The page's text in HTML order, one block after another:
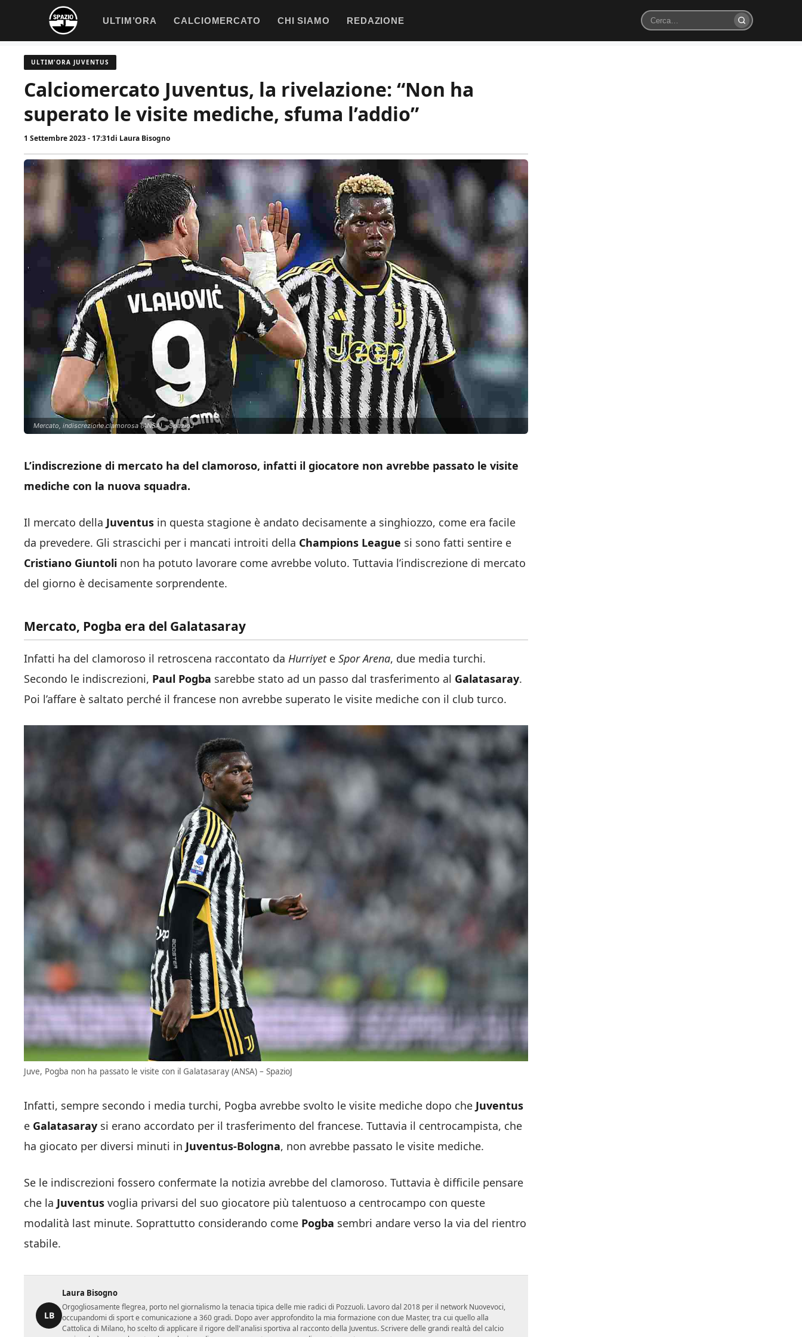
contenuto
ULTIM’ORA CALCIOMERCATO CHI SIAMO REDAZIONE
Cerca
ULTIM'ORA JUVENTUS
Calciomercato Juventus, la rivelazione: “Non ha
superato le visite mediche, sfuma l’addio”
1 Settembre 2023 - 17:31di Laura Bisogno
Mercato, indiscrezione clamorosa (ANSA) - SpazioJ
L’indiscrezione di mercato ha del clamoroso, infatti il giocatore non avrebbe passato le visite
mediche con la nuova squadra.
Il mercato della Juventus in questa stagione è andato decisamente a singhiozzo, come era facile
da prevedere. Gli strascichi per i mancati introiti della Champions League si sono fatti sentire e
Cristiano Giuntoli non ha potuto lavorare come avrebbe voluto. Tuttavia l’indiscrezione di mercato
del giorno è decisamente sorprendente.
Mercato, Pogba era del Galatasaray
Infatti ha del clamoroso il retroscena raccontato da Hurriyete Spor Arena, due media turchi.
Secondo le indiscrezioni, Paul Pogba sarebbe stato ad un passo dal trasferimento al Galatasaray.
Poi l’affare è saltato perché il francese non avrebbe superato le visite mediche con il club turco.
Juve, Pogba non ha passato le visite con il Galatasaray (ANSA) – SpazioJ
Infatti, sempre secondo i media turchi, Pogba avrebbe svolto le visite mediche dopo che Juventus
e Galatasaray si erano accordato per il trasferimento del francese. Tuttavia il centrocampista, che
ha giocato per diversi minuti in Juventus-Bologna, non avrebbe passato le visite mediche.
Se le indiscrezioni fossero confermate la notizia avrebbe del clamoroso. Tuttavia è difficile pensare
che la Juventus voglia privarsi del suo giocatore più talentuoso a centrocampo con queste
modalità last minute. Soprattutto considerando come Pogba sembri andare verso la via del rientro
stabile.
LB
Laura Bisogno
Orgogliosamente flegrea, porto nel giornalismo la tenacia tipica delle mie radici di Pozzuoli. Lavoro dal 2018 per il network Nuovevoci,
occupandomi di sport e comunicazione a 360 gradi. Dopo aver approfondito la mia formazione con due Master, tra cui quello alla
Cattolica di Milano, ho scelto di applicare il rigore dell'analisi sportiva al racconto della Juventus. Scrivere delle grandi realtà del calcio